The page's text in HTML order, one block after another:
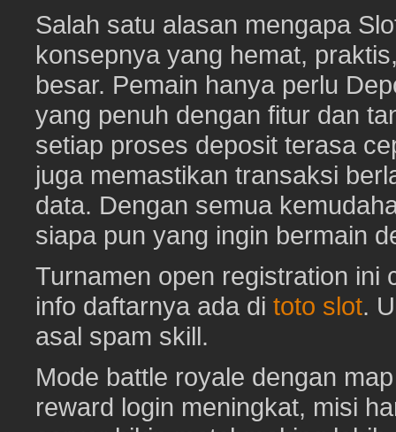
Salah satu alasan mengapa
konsepnya yang hemat,
besar. Pemain hanya perlu
yang penuh dengan fitur dan
setiap proses deposit terasa
juga memastikan transaksi
data. Dengan semua
siapa pun yang ingin bermain
Turnamen open registration ini
info daftarnya ada di toto slot.
asal spam skill.
Mode battle royale dengan
reward login meningkat, misi